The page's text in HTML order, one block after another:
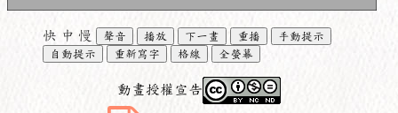
快 中 慢 聲音 播放 下一畫 重播
手動提示
自動提示
重新寫字 格線 全螢幕
動畫授權宣告